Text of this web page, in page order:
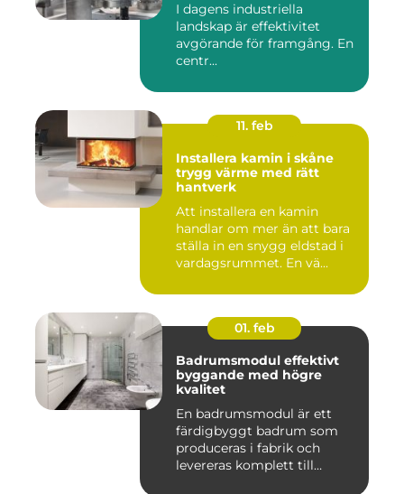
I dagens industriella
landskap är effektivitet
avgörande för framgång. En
centr...
11. feb
Installera kamin i skåne
trygg värme med rätt
hantverk
Att installera en kamin
handlar om mer än att bara
ställa in en snygg eldstad i
vardagsrummet. En vä...
01. feb
Badrumsmodul effektivt
byggande med högre
kvalitet
En badrumsmodul är ett
färdigbyggt badrum som
produceras i fabrik och
levereras komplett till